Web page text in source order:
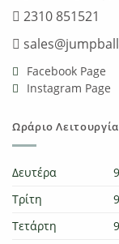
2310 851521
Facebook Page
Instagram Page
Ωράριο
Δευτέρα
Τρίτη
Τετάρτη